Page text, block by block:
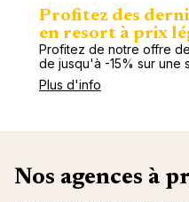
Profitez des
en resort à prix
Profitez de notre offre
de jusqu'à -15% sur une
Plus d'info
Nos agences à